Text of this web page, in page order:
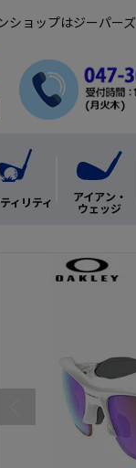
ショップはジーパーズ
ィリティ アイアン・
ウェッジ